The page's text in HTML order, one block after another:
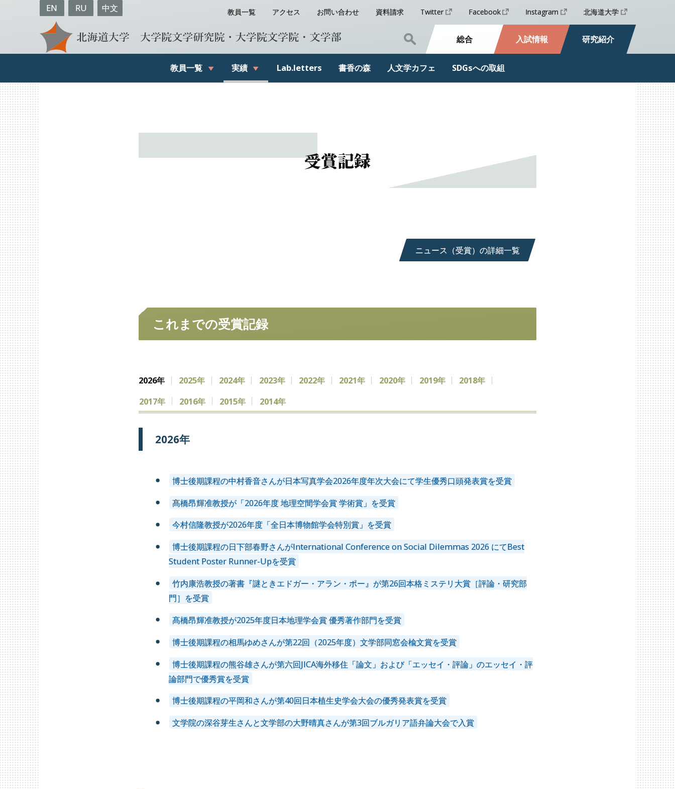
EN RU 中文 教員一覧 アクセス お問い合わせ 資料請求 Twitter Facebook Instagram 北海道大学
総合 入試情報 研究紹介
教員一覧 実績 Lab.letters 書香の森 人文学カフェ SDGsへの取組
受賞記録
ニュース（受賞）の詳細一覧
これまでの受賞記録
2026年 2025年 2024年 2023年 2022年 2021年 2020年 2019年
2018年
2017年
2016年 2015年 2014年
2026年
博士後期課程の中村香音さんが日本写真学会2026年度年次大会にて学生優秀口頭発表賞を受賞
髙橋昂輝准教授が「2026年度 地理空間学会賞 学術賞」を受賞
今村信隆教授が2026年度「全日本博物館学会特別賞」を受賞
博士後期課程の日下部春野さんがInternational Conference on Social Dilemmas 2026 にてBest
Student Poster Runner-Upを受賞
竹内康浩教授の著書『謎ときエドガー・アラン・ポー』が第26回本格ミステリ大賞［評論・研究部
門］を受賞
髙橋昂輝准教授が2025年度日本地理学会賞 優秀著作部門を受賞
博士後期課程の相馬ゆめさんが第22回（2025年度）文学部同窓会楡文賞を受賞
博士後期課程の熊谷雄さんが第六回JICA海外移住「論文」および「エッセイ・評論」のエッセイ・評
論部門で優秀賞を受賞
博士後期課程の平岡和さんが第40回日本植生史学会大会の優秀発表賞を受賞
文学院の深谷芽生さんと文学部の大野晴真さんが第3回ブルガリア語弁論大会で入賞